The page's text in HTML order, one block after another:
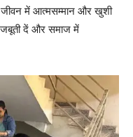
में आत्मसम्मान और खुशी
दें और समाज में